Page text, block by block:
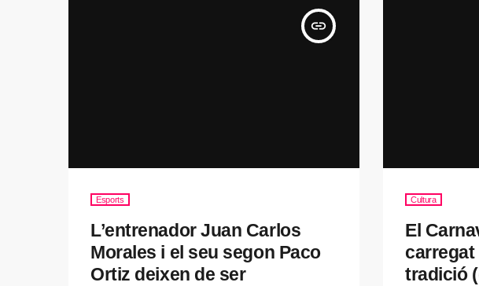
insert_link
Esports
L’entrenador Juan Carlos
Morales i el seu segon Paco
Ortiz deixen de ser
Cultura
El
carregat
tradició